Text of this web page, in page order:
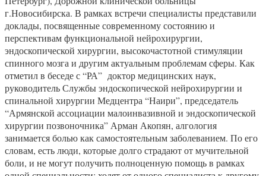
г.Новосибирска. В рамках встречи специалисты представили
доклады, посвященные современному состоянию и
перспективам функциональной нейрохирургии,
эндоскопической хирургии, высокочастотной стимуляции
спинного мозга и другим актуальным проблемам сферы. Как
отметил в беседе с “РА” доктор медицинских наук,
руководитель Службы эндоскопической нейрохирургии и
спинальной хирургии Медцентра “Наири”, председатель
“Армянской ассоциации малоинвазивной и эндоскопической
хирургии позвоночника” Арман Акопян, алгология
занимается болью как самостоятельным заболеванием. По его
словам, есть люди, которые долго страдают от мучительной
боли, и не могут получить полноценную помощь в рамках